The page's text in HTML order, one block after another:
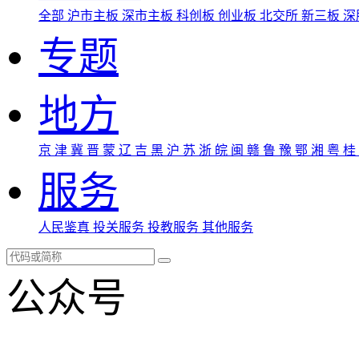
全部 沪市主板 深市主板 科创板 创业板 北交所 新三板
专题
地方
京 津 冀 晋 蒙 辽 吉 黑 沪 苏 浙 皖 闽 赣 鲁 豫 鄂 湘 粤 桂
服务
人民鉴真 投关服务 投教服务 其他服务
公众号